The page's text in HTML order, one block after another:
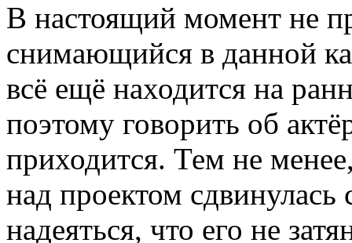
В настоящий момент не
снимающийся в данной
всё ещё находится на
поэтому говорить об
приходится. Тем не
над проектом
надеяться, что его не